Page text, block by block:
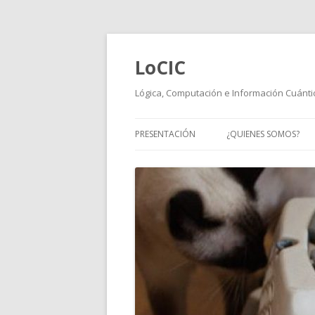
LoCIC
Lógica, Computación e Información
PRESENTACIÓN ¿QUIENES SOMOS?